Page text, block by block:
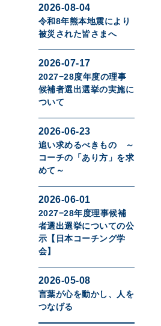
2026-08-04
令和8年熊本地震により
被災された皆さまへ
2026-07-17
2027−28度年度の理事
候補者選出選挙の実施に
ついて
2026-06-23
追い求めるべきもの ～
コーチの「あり方」を求
めて～
2026-06-01
2027−28年度理事候補
者選出選挙についての公
示【日本コーチング学
会】
2026-05-08
言葉が心を動かし、人を
つなげる